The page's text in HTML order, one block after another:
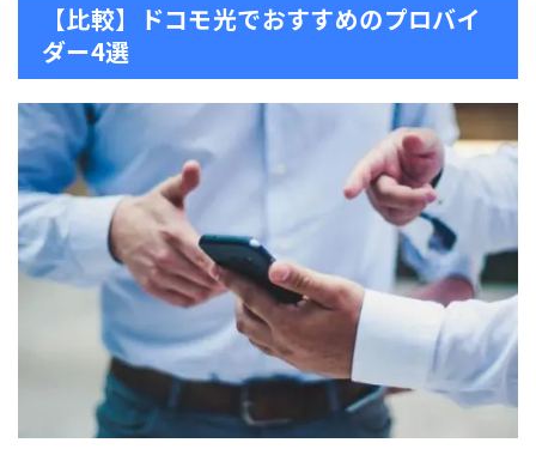
【比較】ドコモ光でおすすめのプロバイ
ダー4選